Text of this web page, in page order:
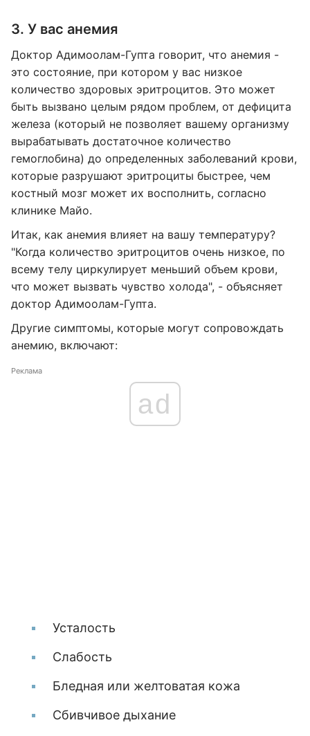
3. У вас анемия
Доктор Адимоолам-Гупта говорит, что анемия -
это состояние, при котором у вас низкое
количество здоровых эритроцитов. Это может
быть вызвано целым рядом проблем, от дефицита
железа (который не позволяет вашему организму
вырабатывать достаточное количество
гемоглобина) до определенных заболеваний крови,
которые разрушают эритроциты быстрее, чем
костный мозг может их восполнить, согласно
клинике Майо.
Итак, как анемия влияет на вашу температуру?
"Когда количество эритроцитов очень низкое, по
всему телу циркулирует меньший объем крови,
что может вызвать чувство холода", - объясняет
доктор Адимоолам-Гупта.
Другие симптомы, которые могут сопровождать
анемию, включают:
Реклама
ad
Усталость
Слабость
Бледная или желтоватая кожа
Сбивчивое дыхание